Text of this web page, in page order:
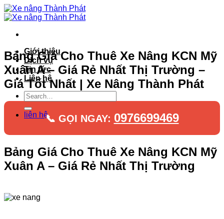
Bỏ
qua
dung
Giới thiệu
Dịch vụ
Tin tức
Liên hệ
liên hệ
Bảng Giá Cho Thuê Xe Nâng KCN Mỹ
Xuân A – Giá Rẻ Nhất Thị Trường –
Giá Tốt Nhất | Xe Nâng Thành Phát
📞 GỌI NGAY: 0976699469
Bảng Giá Cho Thuê Xe Nâng KCN Mỹ
Xuân A – Giá Rẻ Nhất Thị Trường